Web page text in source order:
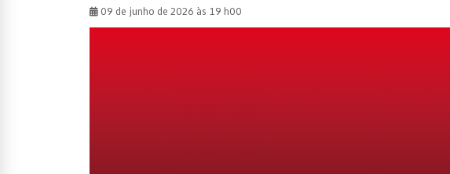
09 de junho de 2026 às 19 h00